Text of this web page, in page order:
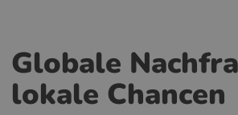
Globale
lokale Chancen